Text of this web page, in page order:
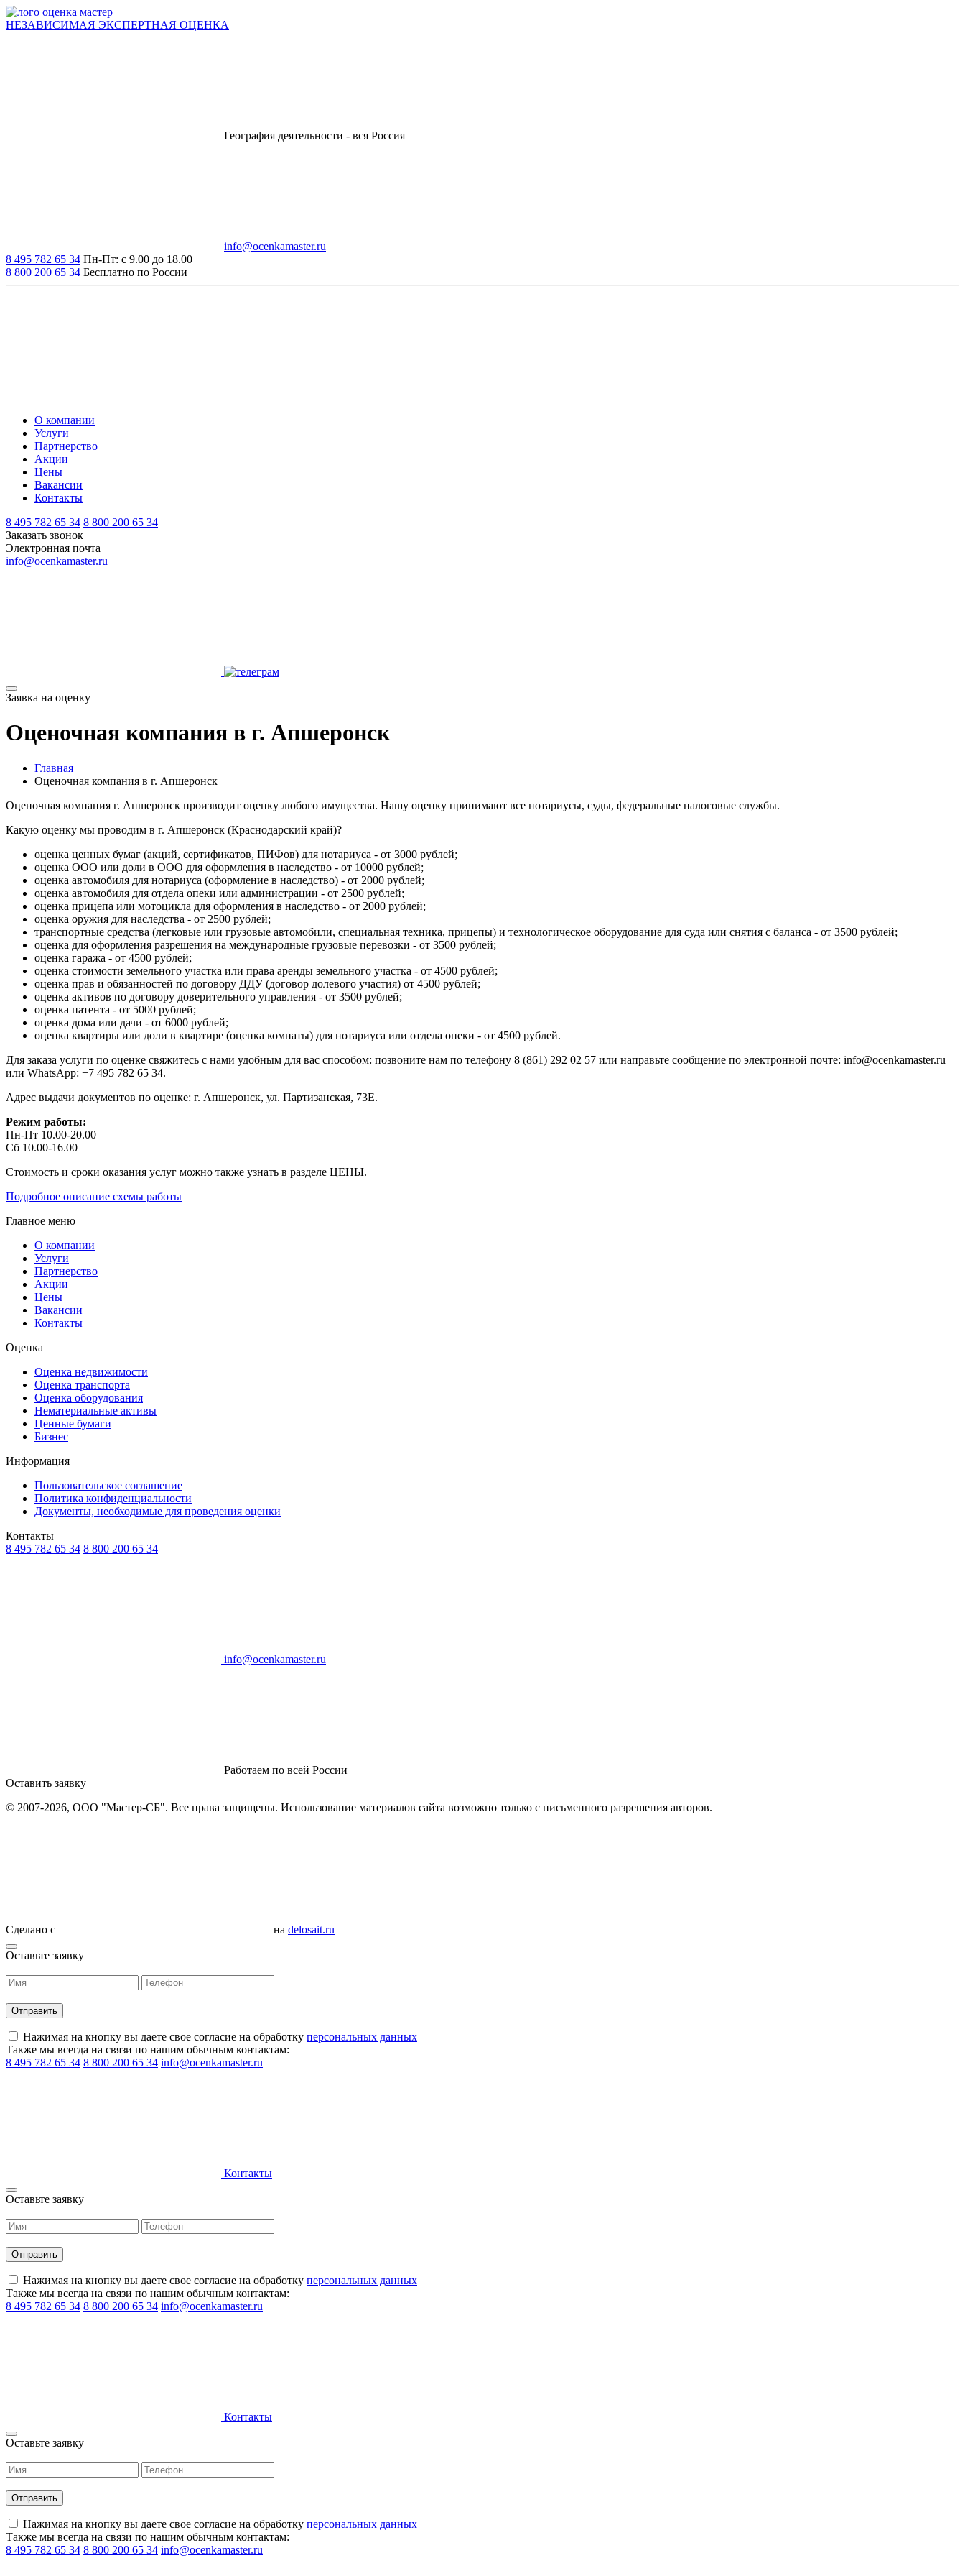
НЕЗАВИСИМАЯ ЭКСПЕРТНАЯ ОЦЕНКА
География деятельности - вся Россия
info@ocenkamaster.ru
8 495 782 65 34 Пн-Пт: с 9.00 до 18.00
8 800 200 65 34 Бесплатно по России
О компании
Услуги
Партнерство
Акции
Цены
Вакансии
Контакты
8 495 782 65 34 8 800 200 65 34
Заказать звонок
Электронная почта
info@ocenkamaster.ru
Заявка на оценку
Оценочная компания в г. Апшеронск
Главная
Оценочная компания в г. Апшеронск
Оценочная компания г. Апшеронск производит оценку любого имущества. Нашу оценку принимают все нотариусы, суды, федеральные налоговые службы.
Какую оценку мы проводим в г. Апшеронск (Краснодарский край)?
оценка ценных бумаг (акций, сертификатов, ПИФов) для нотариуса - от 3000 рублей;
оценка ООО или доли в ООО для оформления в наследство - от 10000 рублей;
оценка автомобиля для нотариуса (оформление в наследство) - от 2000 рублей;
оценка автомобиля для отдела опеки или администрации - от 2500 рублей;
оценка прицепа или мотоцикла для оформления в наследство - от 2000 рублей;
оценка оружия для наследства - от 2500 рублей;
транспортные средства (легковые или грузовые автомобили, специальная техника, прицепы) и технологическое оборудование для суда или снятия с баланса - от 3500 рублей;
оценка для оформления разрешения на международные грузовые перевозки - от 3500 рублей;
оценка гаража - от 4500 рублей;
оценка стоимости земельного участка или права аренды земельного участка - от 4500 рублей;
оценка прав и обязанностей по договору ДДУ (договор долевого участия) от 4500 рублей;
оценка активов по договору доверительного управления - от 3500 рублей;
оценка патента - от 5000 рублей;
оценка дома или дачи - от 6000 рублей;
оценка квартиры или доли в квартире (оценка комнаты) для нотариуса или отдела опеки - от 4500 рублей.
Для заказа услуги по оценке свяжитесь с нами удобным для вас способом: позвоните нам по телефону 8 (861) 292 02 57 или направьте сообщение по электронной почте: info@ocenkamaster.ru
или WhatsApp: +7 495 782 65 34.
Адрес выдачи документов по оценке: г. Апшеронск, ул. Партизанская, 73Е.
Режим работы:
Пн-Пт 10.00-20.00
Сб 10.00-16.00
Стоимость и сроки оказания услуг можно также узнать в разделе ЦЕНЫ.
Подробное описание схемы работы
Главное меню
О компании
Услуги
Партнерство
Акции
Цены
Вакансии
Контакты
Оценка
Оценка недвижимости
Оценка транспорта
Оценка оборудования
Нематериальные активы
Ценные бумаги
Бизнес
Информация
Пользовательское соглашение
Политика конфиденциальности
Документы, необходимые для проведения оценки
Контакты
8 495 782 65 34 8 800 200 65 34
info@ocenkamaster.ru
Работаем по всей России
Оставить заявку
© 2007-2026, ООО "Мастер-СБ". Все права защищены. Использование материалов сайта возможно только с письменного разрешения авторов.
Сделано с на delosait.ru
Оставьте заявку
Нажимая на кнопку вы даете свое согласие на обработку персональных данных
Также мы всегда на связи по нашим обычным контактам:
8 495 782 65 34 8 800 200 65 34 info@ocenkamaster.ru
Контакты
Оставьте заявку
Нажимая на кнопку вы даете свое согласие на обработку персональных данных
Также мы всегда на связи по нашим обычным контактам:
8 495 782 65 34 8 800 200 65 34 info@ocenkamaster.ru
Контакты
Оставьте заявку
Нажимая на кнопку вы даете свое согласие на обработку персональных данных
Также мы всегда на связи по нашим обычным контактам:
8 495 782 65 34 8 800 200 65 34 info@ocenkamaster.ru